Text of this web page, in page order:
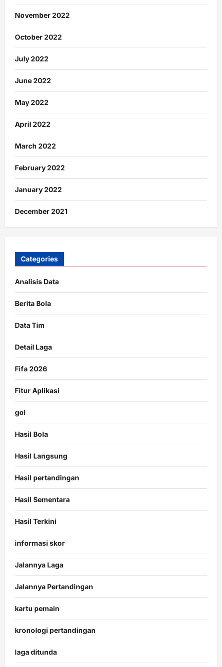
November 2022
October 2022
July 2022
June 2022
May 2022
April 2022
March 2022
February 2022
January 2022
December 2021
Categories
Analisis Data
Berita Bola
Data Tim
Detail Laga
Fifa 2026
Fitur Aplikasi
gol
Hasil Bola
Hasil Langsung
Hasil pertandingan
Hasil Sementara
Hasil Terkini
informasi skor
Jalannya Laga
Jalannya Pertandingan
kartu pemain
kronologi pertandingan
laga ditunda